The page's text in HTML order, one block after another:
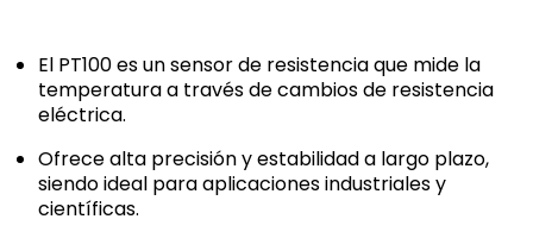
El PT100 es un sensor de resistencia que mide la
temperatura a través de cambios de resistencia
eléctrica.
Ofrece alta precisión y estabilidad a largo plazo,
siendo ideal para aplicaciones industriales y
científicas.